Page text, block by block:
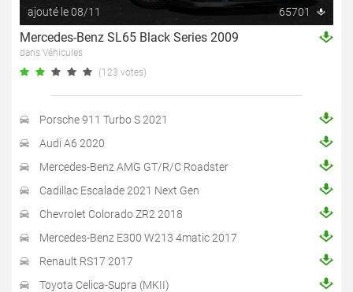
ajouté le 08/11 65701
Mercedes-Benz SL65 Black Series 2009
dans Véhicules
(123 votes)
Porsche 911 Turbo S 2021
Audi A6 2020
Mercedes-Benz AMG GT/R/C Roadster
Cadillac Escalade 2021 Next Gen
Chevrolet Colorado ZR2 2018
Mercedes-Benz E300 W213 4matic 2017
Renault RS17 2017
Toyota Celica-Supra (MKII)